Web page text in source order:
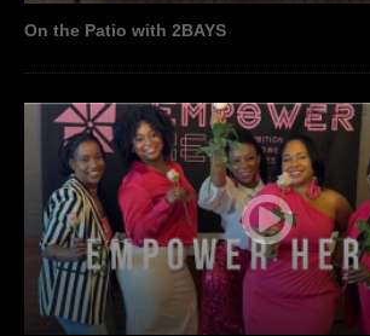
On the Patio with 2BAYS